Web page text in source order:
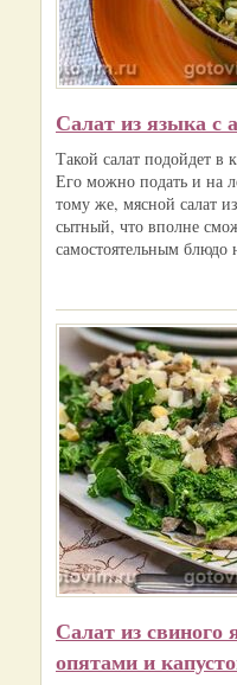
Салат из языка с
Такой салат подойдет в
Его можно подать и на
тому же, мясной салат
сытный, что вполне
самостоятельным блюдо
Салат из
опятами и